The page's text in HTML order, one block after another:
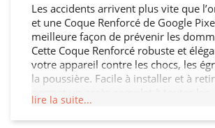
Les accidents arrivent plus vite que
et une Coque Renforcé de Google
meilleure façon de prévenir les
Cette Coque Renforcé robuste et
votre appareil contre les chocs, les
la poussière. Facile à installer et à
fonctionnalités de votre Google Pixel
pas un accident ruiner votre journée
lire la suite...